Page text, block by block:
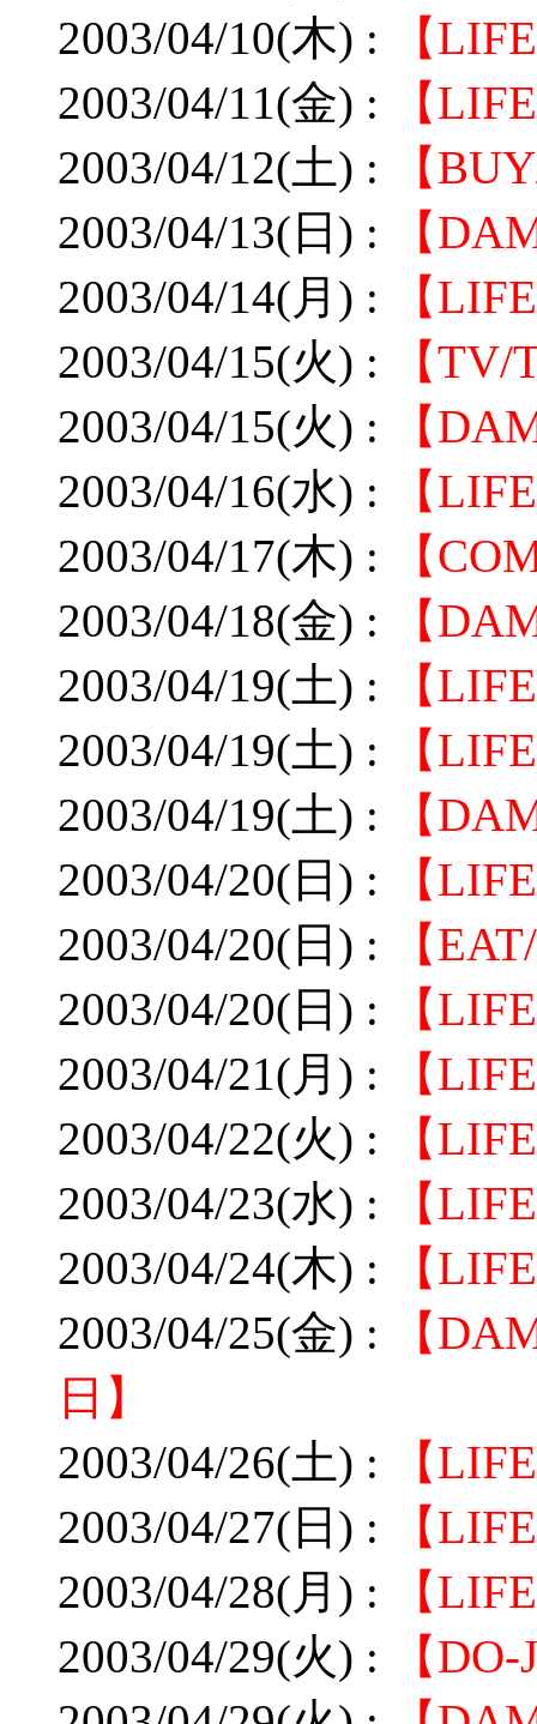
2003/04/10(木) :
【
2003/04/11(金) :
【
2003/04/12(土) :
【
2003/04/13(日) :
【
2003/04/14(月) :
【
2003/04/15(火) :
【TV/
2003/04/15(火) :
【
2003/04/16(水) :
【
2003/04/17(木) :
【
2003/04/18(金) :
【
2003/04/19(土) :
【
2003/04/19(土) :
【
2003/04/19(土) :
【
2003/04/20(日) :
【
2003/04/20(日) :
【
2003/04/20(日) :
【
2003/04/21(月) :
【
2003/04/22(火) :
【
2003/04/23(水) :
【
2003/04/24(木) :
【
2003/04/25(金) :
【
日】
2003/04/26(土) :
【
2003/04/27(日) :
【
2003/04/28(月) :
【
2003/04/29(火) :
【